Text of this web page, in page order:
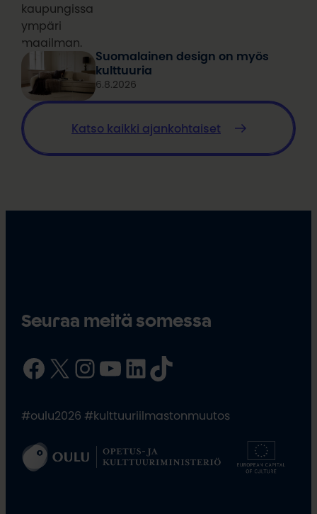
kaupungissa
ympäri
maailman.
Suomalainen design on myös
kulttuuria
6.8.2026
Katso kaikki ajankohtaiset
Seuraa meitä somessa
Facebook X InstagramYouTube LinkedIn TikTok
#oulu2026 #kulttuuriilmastonmuutos